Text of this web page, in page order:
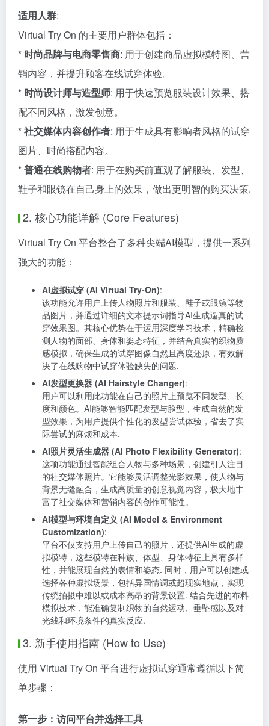
适用人群:
Virtual Try On 的主要用户群体包括：
* 时尚品牌与电商零售商: 用于创建商品虚拟模特图、营
销内容，并提升顾客在线试穿体验。
* 时尚设计师与造型师: 用于快速预览服装设计效果、搭
配不同风格，激发创意。
*社交媒体内容创作者: 用于生成具有影响者风格的试穿
图片、时尚搭配内容。
*普通在线购物者: 用于在购买前直观了解服装、发型、
鞋子和眼镜在自己身上的效果，做出更明智的购买决策.
2. 核心功能详解 (Core Features)
Virtual Try On 平台整合了多种尖端AI模型，提供一系列
强大的功能：
AI虚拟试穿 (AI Virtual Try-On):
该功能允许用户上传人物照片和服装、鞋子或眼镜等物
品图片，并通过详细的文本提示词指导AI生成逼真的试
穿效果图。其核心优势在于运用深度学习技术，精确检
测人物的面部、身体和姿态特征，并结合真实的织物质
感模拟，确保生成的试穿图像自然且高度还原，有效解
决了在线购物中试穿体验缺失的问题.
AI发型更换器 (AI Hairstyle Changer):
用户可以利用此功能在自己的照片上预览不同发型、长
度和颜色。AI能够智能匹配发型与脸型，生成自然的发
型效果，为用户提供个性化的发型尝试体验，省去了实
际尝试的麻烦和成本.
AI照片灵活生成器 (AI Photo Flexibility Generator):
这项功能通过智能组合人物与多种场景，创建引人注目
的社交媒体照片。它能够灵活调整光影效果，使人物与
背景无缝融合，生成高质量的创意视觉内容，极大地丰
富了社交媒体和营销内容的创作可能性。
AI模型与环境自定义 (AI Model & Environment
Customization):
平台不仅支持用户上传自己的照片，还提供AI生成的虚
拟模特，这些模特在种族、体型、身体特征上具有多样
性，并能展现自然的表情和姿态. 同时，用户可以创建或
选择各种虚拟场景，包括异国情调或超现实地点，实现
传统拍摄中难以或成本高昂的背景设置. 结合先进的布料
模拟技术，能准确复制织物的自然运动、垂坠感以及对
光线和环境条件的真实反应.
3. 新手使用指南 (How to Use)
使用 Virtual Try On 平台进行虚拟试穿通常遵循以下简
单步骤：
第一步：访问平台并选择工具